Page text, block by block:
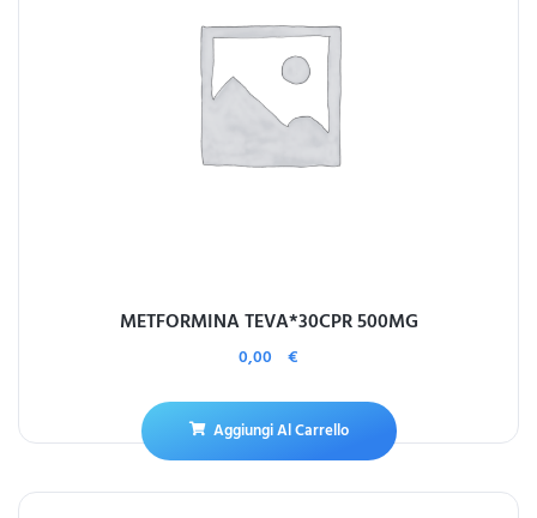
METFORMINA TEVA*30CPR 500MG
0,00 €
Aggiungi Al Carrello